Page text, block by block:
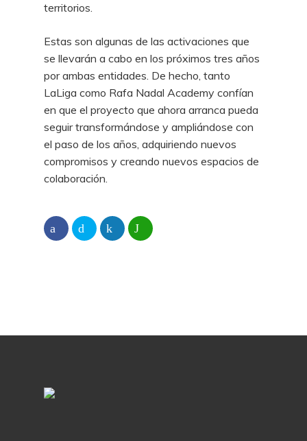
territorios.
Estas son algunas de las activaciones que
se llevarán a cabo en los próximos tres años
por ambas entidades. De hecho, tanto
LaLiga como Rafa Nadal Academy confían
en que el proyecto que ahora arranca pueda
seguir transformándose y ampliándose con
el paso de los años, adquiriendo nuevos
compromisos y creando nuevos espacios de
colaboración.